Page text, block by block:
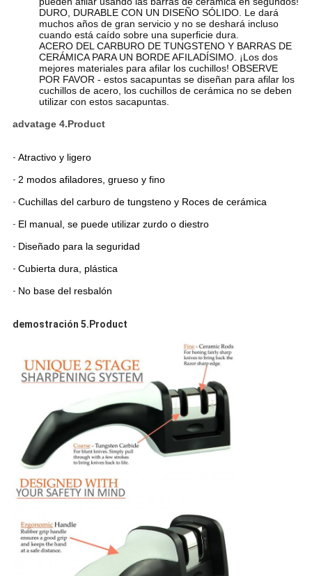
DURO, DURABLE CON UN DISEÑO SÓLIDO. Le dará
muchos años de gran servicio y no se deshará incluso
cuando está caído sobre una superficie dura.
ACERO DEL CARBURO DE TUNGSTENO Y BARRAS DE
CERÁMICA PARA UN BORDE AFILADÍSIMO. ¡Los dos
mejores materiales para afilar los cuchillos! OBSERVE
POR FAVOR - estos sacapuntas se diseñan para afilar los
cuchillos de acero, los cuchillos de cerámica no se deben
utilizar con estos sacapuntas.
advatage 4.Product
- Atractivo y ligero
- 2 modos afiladores, grueso y fino
- Cuchillas del carburo de tungsteno y Roces de cerámica
- El manual, se puede utilizar zurdo o diestro
- Diseñado para la seguridad
- Cubierta dura, plástica
- No base del resbalón
demostración 5.Product